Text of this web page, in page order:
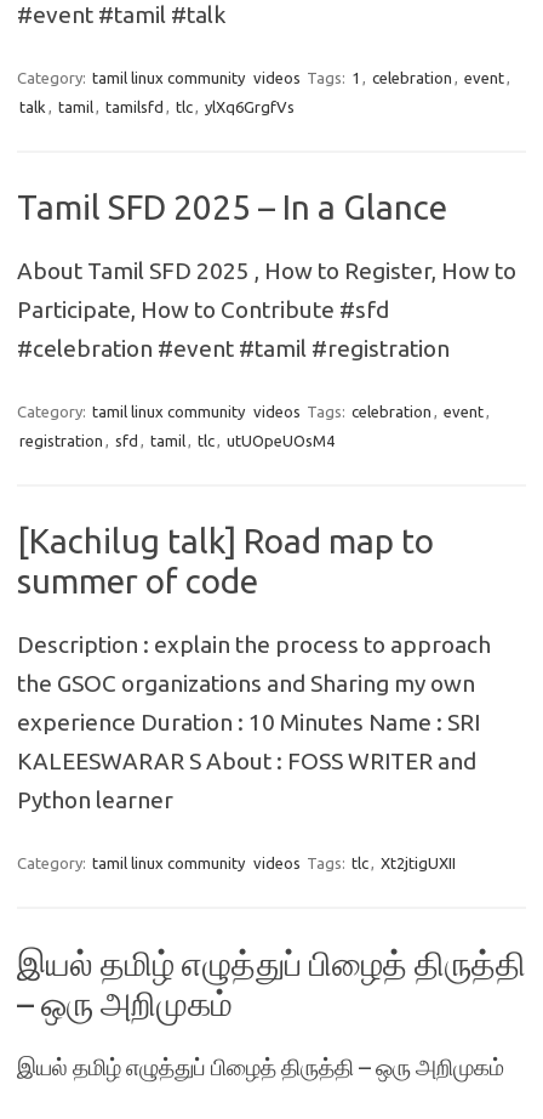
#event #tamil #talk
Category: tamil linux community videos Tags: 1 , celebration , event,
talk , tamil, tamilsfd , tlc, ylXq6GrgfVs
Tamil SFD 2025 – In a Glance
About Tamil SFD 2025 , How to Register, How to
Participate, How to Contribute #sfd
#celebration #event #tamil #registration
Category: tamil linux community videos Tags: celebration , event,
registration , sfd , tamil, tlc, utUOpeUOsM4
[Kachilug talk] Road map to
summer of code
Description : explain the process to approach
the GSOC organizations and Sharing my own
experience Duration : 10 Minutes Name : SRI
KALEESWARAR S About : FOSS WRITER and
Python learner
Category: tamil linux community videos Tags: tlc, Xt2jtigUXII
இயல் தமிழ் எழுத்துப் பிழைத் திருத்தி
– ஒரு அறிமுகம்
இயல் தமிழ் எழுத்துப் பிழைத் திருத்தி – ஒரு அறிமுகம்